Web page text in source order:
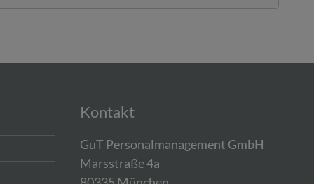
Kontakt
GuT Personalmanagement GmbH
Marsstraße 4a